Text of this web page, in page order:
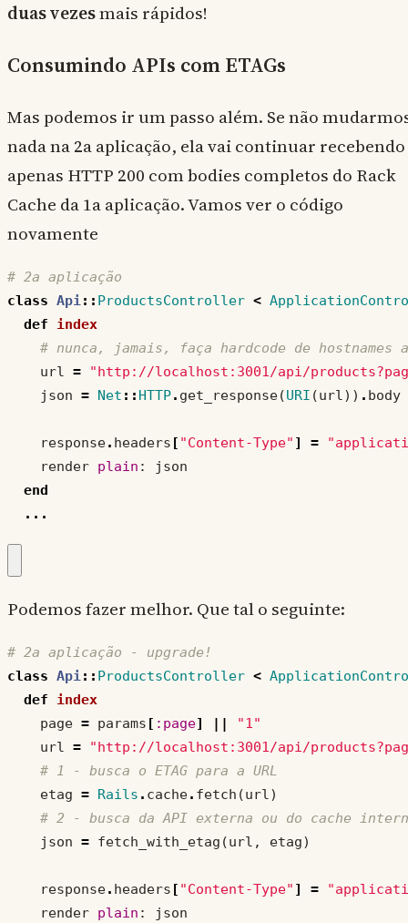
duas vezesmais rápidos!
Consumindo APIs com ETAGs
Mas podemos ir um passo além. Se não
nada na 2a aplicação, ela vai continuar recebendo
apenas HTTP 200 com bodies completos do Rack
Cache da 1a aplicação. Vamos ver o código
novamente
# 2a aplicação
class Api:: ProductsController <
def
index
# nunca, jamais, faça hardcode de
url =
"http://localhost:3001/api/
json = Net :: HTTP. get_response(URI (url)) . body
response. headers [ "Content-Type" ] =
render plain :
json
end
...
Podemos fazer melhor. Que tal o seguinte:
# 2a aplicação - upgrade!
class Api:: ProductsController <
def
index
page = params [ :page] ||
"1"
url =
"http://localhost:3001/api/
# 1 - busca o ETAG para a URL
etag = Rails . cache. fetch (url)
# 2 - busca da API externa ou do cache
json = fetch_with_etag (url , etag)
response. headers [ "Content-Type" ] =
render plain :
json